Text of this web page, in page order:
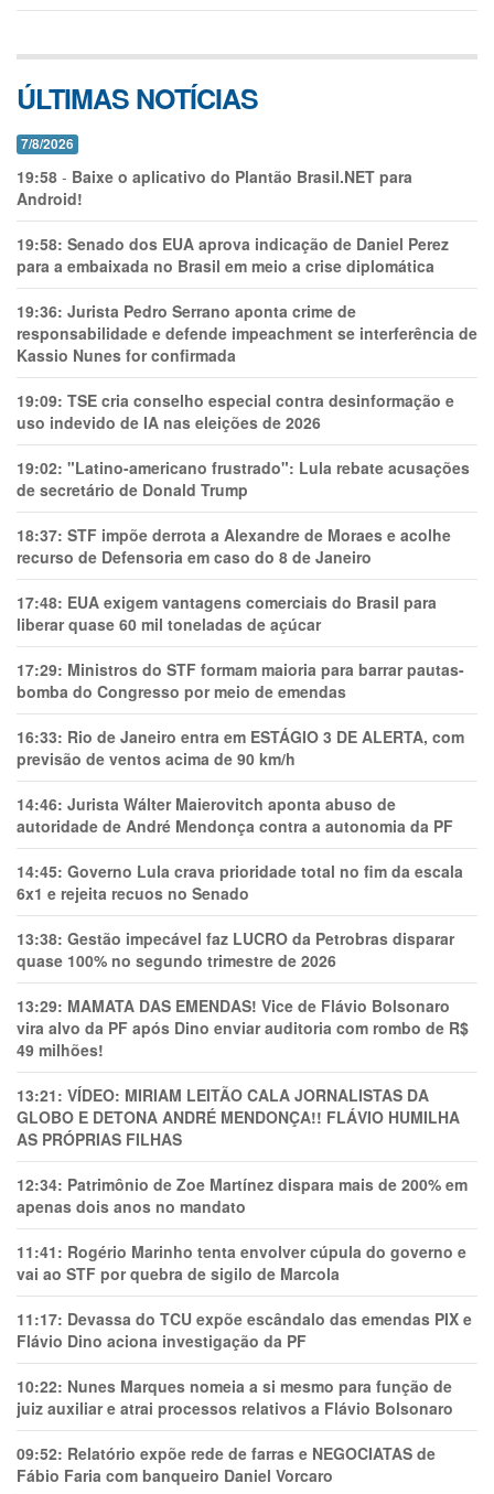
ÚLTIMAS NOTÍCIAS
7/8/2026
19:58 - Baixe o aplicativo do Plantão Brasil.NET para
Android!
19:58: Senado dos EUA aprova indicação de Daniel Perez
para a embaixada no Brasil em meio a crise diplomática
19:36: Jurista Pedro Serrano aponta crime de
responsabilidade e defende impeachment se interferência de
Kassio Nunes for confirmada
19:09: TSE cria conselho especial contra desinformação e
uso indevido de IA nas eleições de 2026
19:02: "Latino-americano frustrado": Lula rebate acusações
de secretário de Donald Trump
18:37: STF impõe derrota a Alexandre de Moraes e acolhe
recurso de Defensoria em caso do 8 de Janeiro
17:48: EUA exigem vantagens comerciais do Brasil para
liberar quase 60 mil toneladas de açúcar
17:29: Ministros do STF formam maioria para barrar pautas-
bomba do Congresso por meio de emendas
16:33: Rio de Janeiro entra em ESTÁGIO 3 DE ALERTA, com
previsão de ventos acima de 90 km/h
14:46: Jurista Wálter Maierovitch aponta abuso de
autoridade de André Mendonça contra a autonomia da PF
14:45: Governo Lula crava prioridade total no fim da escala
6x1 e rejeita recuos no Senado
13:38: Gestão impecável faz LUCRO da Petrobras disparar
quase 100% no segundo trimestre de 2026
13:29: MAMATA DAS EMENDAS! Vice de Flávio Bolsonaro
vira alvo da PF após Dino enviar auditoria com rombo de R$
49 milhões!
13:21: VÍDEO: MIRIAM LEITÃO CALA JORNALISTAS DA
GLOBO E DETONA ANDRÉ MENDONÇA!! FLÁVIO HUMILHA
AS PRÓPRIAS FILHAS
12:34: Patrimônio de Zoe Martínez dispara mais de 200% em
apenas dois anos no mandato
11:41: Rogério Marinho tenta envolver cúpula do governo e
vai ao STF por quebra de sigilo de Marcola
11:17: Devassa do TCU expõe escândalo das emendas PIX e
Flávio Dino aciona investigação da PF
10:22: Nunes Marques nomeia a si mesmo para função de
juiz auxiliar e atrai processos relativos a Flávio Bolsonaro
09:52: Relatório expõe rede de farras e NEGOCIATAS de
Fábio Faria com banqueiro Daniel Vorcaro